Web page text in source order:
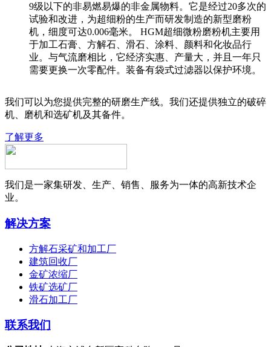
9级以下的非易燃易爆的非金属物料。它是经过20多次的
试验和改进，为超细粉的生产而研发制造的新型磨粉
机，细度可达0.006毫米。 HGM超细微粉磨粉机主要用
于加工石膏、方解石、滑石、涂料、颜料和化妆品行
业。与气流磨相比，它经济实惠、产量大，并且一年只
需要更换一次零配件。装备有袋式过滤器以保护环境。
我们可以为您提供完整的研磨生产线。我们还提供独立的破碎
机、磨机和选矿机及其备件。
了解更多
我们是一家集研发、生产、销售、服务为一体的高新技术企
业。
解决方案
方解石采矿和加工厂
建筑回收厂
金矿浓缩厂
铁矿选矿厂
滑石加工厂
联系我们